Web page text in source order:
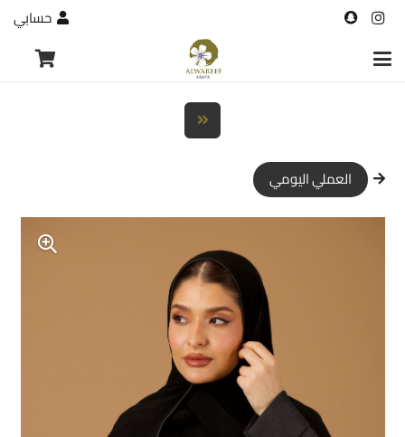
حسابي
العملي اليومي